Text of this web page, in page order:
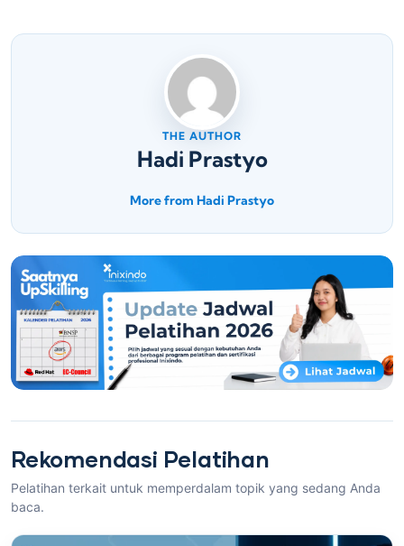
THE AUTHOR
Hadi Prastyo
More from Hadi Prastyo
Rekomendasi Pelatihan
Pelatihan terkait untuk memperdalam topik yang sedang Anda
baca.